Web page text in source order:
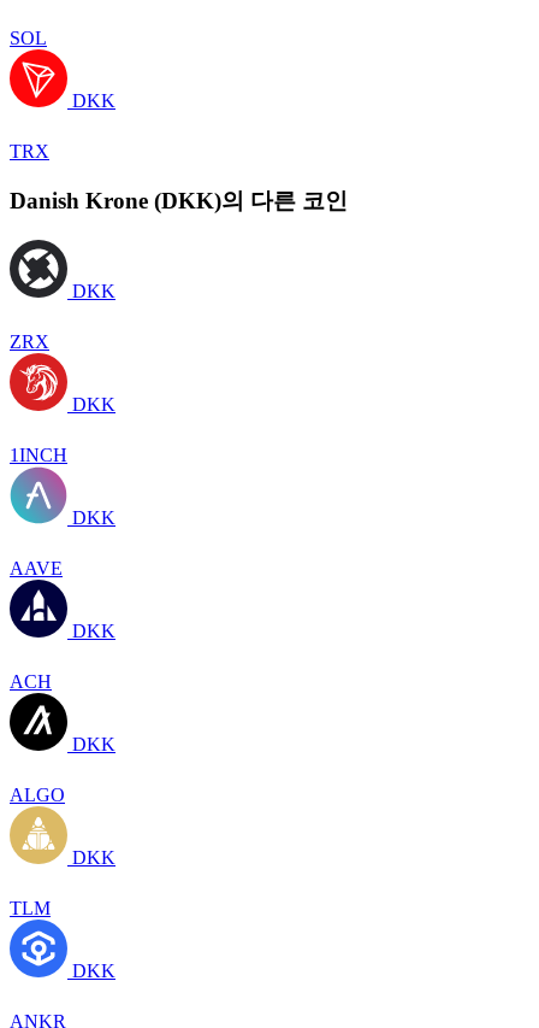
SOL
DKK
TRX
Danish Krone (DKK)의 다른 코인
DKK
ZRX
DKK
1INCH
DKK
AAVE
DKK
ACH
DKK
ALGO
DKK
TLM
DKK
ANKR